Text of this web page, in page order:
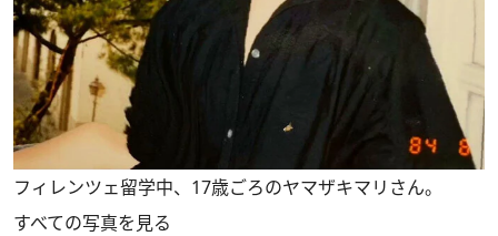
フィレンツェ留学中、17歳ごろのヤマザキマリさん。
すべての写真を見る